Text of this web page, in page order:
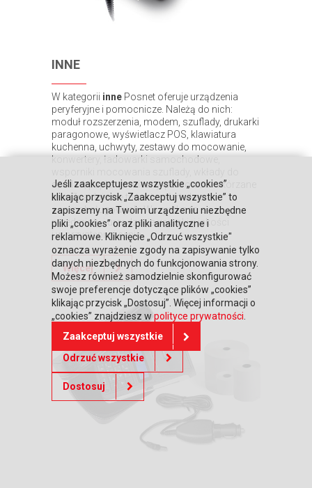
INNE
W kategorii inne Posnet oferuje urządzenia
peryferyjne i pomocnicze. Należą do nich:
moduł rozszerzenia, modem, szuflady, drukarki
paragonowe, wyświetlacz POS, klawiatura
kuchenna, uchwyty, zestawy do mocowanie,
konwertery, ładowarki samochodowe,
szuflad, papier termiczny, pokrowce i skórzane
etui. Znajduje się tu także oferta kas
samoobsługowych. Wszystko to są
przedmioty i urządzenia wysokiej jakości
i w przystępnej cenie.
Więcej
Jeśli zaakceptujesz wszystkie „cookies”
klikając przycisk „Zaakceptuj wszystkie” to
zapiszemy na Twoim urządzeniu niezbędne
pliki „cookies” oraz pliki analityczne i
reklamowe. Kliknięcie „Odrzuć wszystkie"
oznacza wyrażenie zgody na zapisywanie tylko
danych niezbędnych do funkcjonowania strony.
Możesz również samodzielnie skonfigurować
swoje preferencje dotyczące plików „cookies”
klikając przycisk „Dostosuj”. Więcej informacji o
„cookies” znajdziesz w polityce prywatności.
Zaakceptuj wszystkie
Odrzuć wszystkie
Dostosuj